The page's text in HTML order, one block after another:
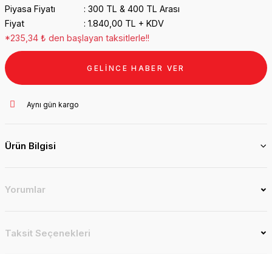
Piyasa Fiyatı
300 TL & 400 TL Arası
Fiyat
1.840,00 TL + KDV
*235,34 ₺ den başlayan taksitlerle!!
GELİNCE HABER VER
Aynı gün kargo
Ürün Bilgisi
Yorumlar
Taksit Seçenekleri